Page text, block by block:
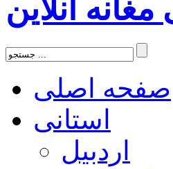
آنلاین
صفحه اصلی
استانی
اردبیل